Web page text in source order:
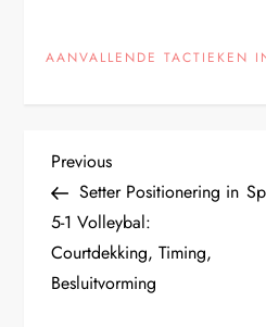
AANVALLENDE TACTIEKEN
P
o
s
Previous
Post
Previous
Setter Positionering in
5-1 Volleybal:
Courtdekking, Timing,
Besluitvorming